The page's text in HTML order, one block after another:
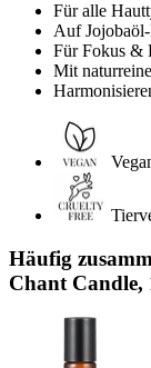
Für alle
Auf
Für Fokus &
Mit
Häufig
Chant Candle,